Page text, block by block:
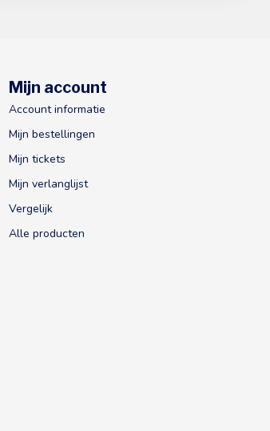
Mijn account
Account informatie
Mijn bestellingen
Mijn tickets
Mijn verlanglijst
Vergelijk
Alle producten